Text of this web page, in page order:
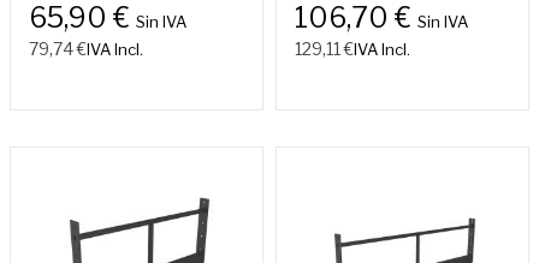
65,90 € Sin IVA
79,74 €IVA Incl.
106,70 € Sin IVA
129,11 €IVA Incl.